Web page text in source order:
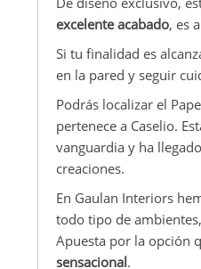
excelente acabado, es
Si tu finalidad es
en la pared y seguir
Podrás localizar el
pertenece a Caselio.
vanguardia y ha
creaciones.
En Gaulan Interiors
todo tipo de
Apuesta por la opción
sensacional.